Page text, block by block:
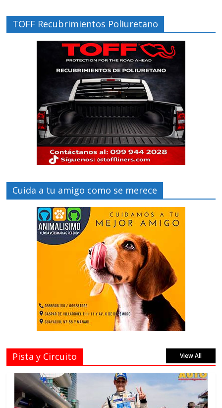
TOFF Recubrimientos Poliuretano
Cuida a tu amigo como se merece
Pista y Circuito View All